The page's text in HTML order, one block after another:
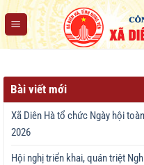
Chuyển
đến
nội
Bài viết mới
Xã Diên Hà tổ chức Ngày hội
2026
Hội nghị triển khai, quán triệt